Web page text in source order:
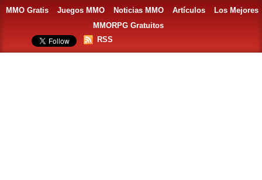
MMO Gratis Juegos MMO Noticias MMO Artículos
Los Mejores
MMORPG Gratuitos
RSS